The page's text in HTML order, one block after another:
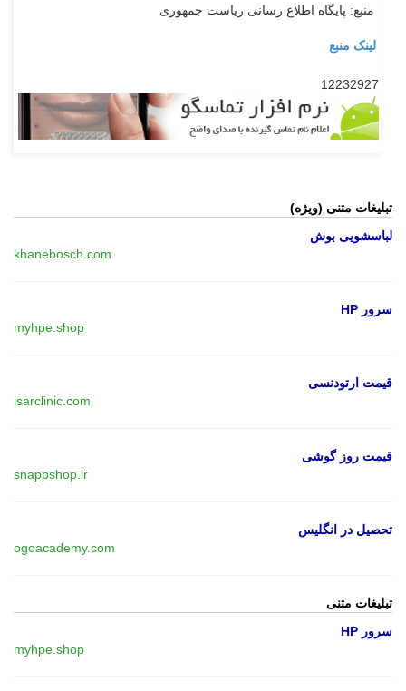
منبع: پایگاه اطلاع رسانی ریاست جمهوری
لینک منبع
12232927
تبلیغات متنی (ویژه)
لباسشویی بوش
khanebosch.com
سرور HP
myhpe.shop
قیمت ارتودنسی
isarclinic.com
قیمت روز گوشی
snappshop.ir
تحصیل در انگلیس
ogoacademy.com
تبلیغات متنی
سرور HP
myhpe.shop